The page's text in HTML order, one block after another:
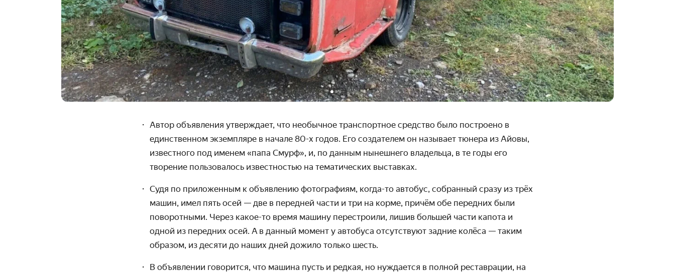
Автор объявления утверждает, что необычное транспортное средство было построено в
единственном экзем­пляре в начале 80-х годов. Его создателем он называет тюнера из Айовы,
известного под именем «папа Смурф», и, по данным нынешнего владельца, в те годы его
творение пользовалось известностью на тематических выставках.
Судя по приложенным к объявлению фотографиям, когда-то автобус, собранный сразу из трёх
машин, имел пять осей — две в передней части и три на корме, причём обе передних были
поворотными. Через какое-то время машину перестроили, лишив большей части капота и
одной из передних осей. А в данный момент у автобуса отсут­ствуют задние колёса — таким
образом, из десяти до наших дней дожило только шесть.
В объявлении говорится, что машина пусть и редкая, но нуждается в полной реставрации, на